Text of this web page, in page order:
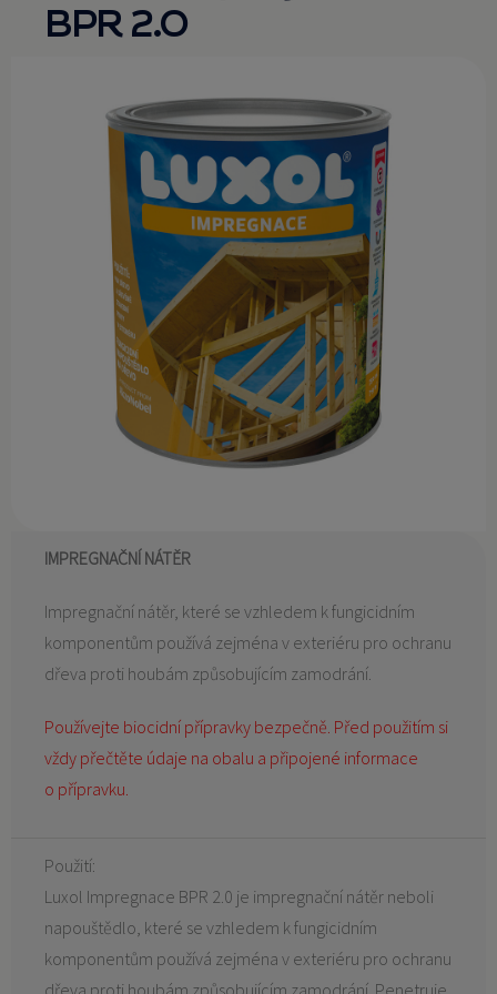
KONTAKT
BPR 2.0
IMPREGNAČNÍ NÁTĚR
Impregnační nátěr, které se vzhledem k fungicidním
komponentům používá zejména v exteriéru pro ochranu
dřeva proti houbám způsobujícím zamodrání.
Používejte biocidní přípravky bezpečně. Před použitím si
vždy přečtěte údaje na obalu a připojené informace
o přípravku.
Použití:
Luxol Impregnace BPR 2.0 je impregnační nátěr neboli
napouštědlo, které se vzhledem k fungicidním
komponentům používá zejména v exteriéru pro ochranu
dřeva proti houbám způsobujícím zamodrání. Penetruje